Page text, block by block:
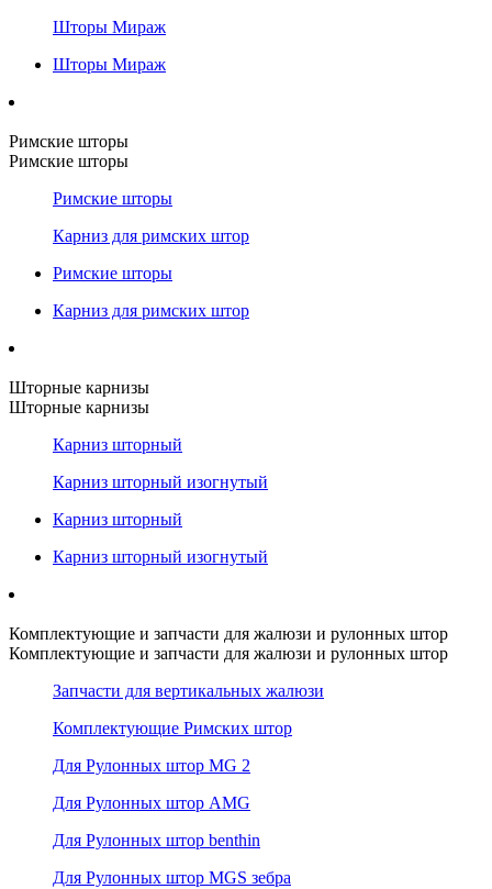
Шторы Мираж
Шторы Мираж
Римские шторы
Римские шторы
Римские шторы
Карниз для римских штор
Римские шторы
Карниз для римских штор
Шторные карнизы
Шторные карнизы
Карниз шторный
Карниз шторный изогнутый
Карниз шторный
Карниз шторный изогнутый
Комплектующие и запчасти для жалюзи и рулонных штор
Комплектующие и запчасти для жалюзи и рулонных штор
Запчасти для вертикальных жалюзи
Комплектующие Римских штор
Для Рулонных штор MG 2
Для Рулонных штор AMG
Для Рулонных штор benthin
Для Рулонных штор MGS зебра